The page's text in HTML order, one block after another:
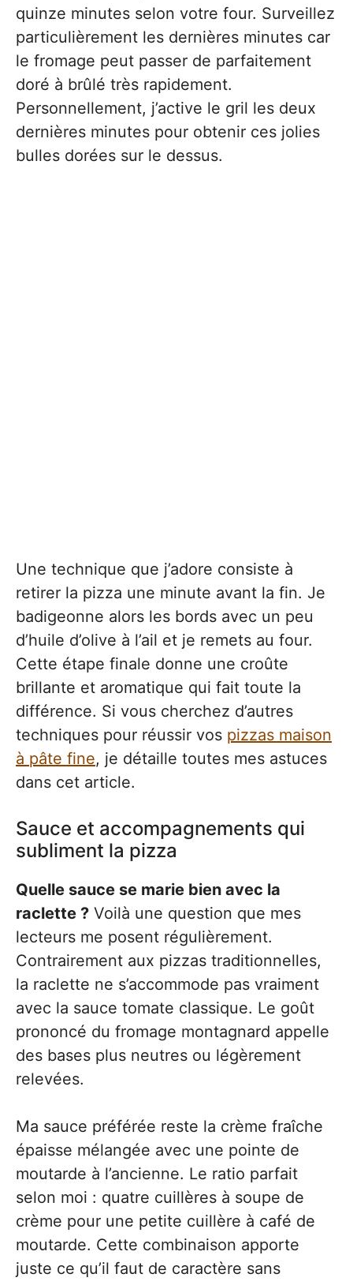
quinze minutes selon votre four. Surveillez
particulièrement les dernières minutes car
le fromage peut passer de parfaitement
doré à brûlé très rapidement.
Personnellement, j’active le gril les deux
dernières minutes pour obtenir ces jolies
bulles dorées sur le dessus.
Une technique que j’adore consiste à
retirer la pizza une minute avant la fin. Je
badigeonne alors les bords avec un peu
d’huile d’olive à l’ail et je remets au four.
Cette étape finale donne une croûte
brillante et aromatique qui fait toute la
différence. Si vous cherchez d’autres
techniques pour réussir vos pizzas maison
à pâte fine, je détaille toutes mes astuces
dans cet article.
Sauce et accompagnements qui
subliment la pizza
Quelle sauce se marie bien avec la
raclette ? Voilà une question que mes
lecteurs me posent régulièrement.
Contrairement aux pizzas traditionnelles,
la raclette ne s’accommode pas vraiment
avec la sauce tomate classique. Le goût
prononcé du fromage montagnard appelle
des bases plus neutres ou légèrement
relevées.
Ma sauce préférée reste la crème fraîche
épaisse mélangée avec une pointe de
moutarde à l’ancienne. Le ratio parfait
selon moi : quatre cuillères à soupe de
crème pour une petite cuillère à café de
moutarde. Cette combinaison apporte
juste ce qu’il faut de caractère sans